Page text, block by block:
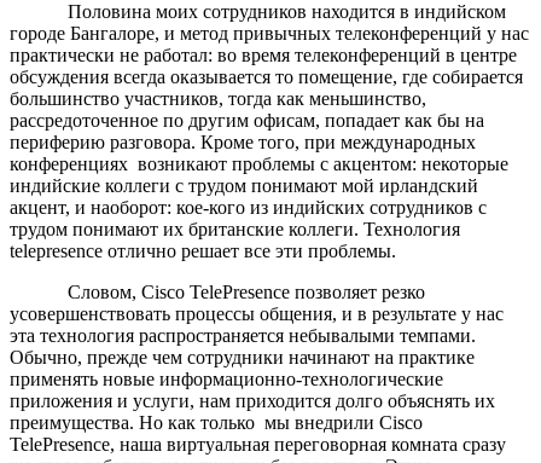
Половина моих сотрудников находится в индийском
городе Бангалоре, и метод привычных телеконференций у нас
практически не работал: во время телеконференций в центре
обсуждения всегда оказывается то помещение, где собирается
большинство участников, тогда как меньшинство,
рассредоточенное по другим офисам, попадает как бы на
периферию разговора. Кроме того, при международных
конференциях возникают проблемы с акцентом: некоторые
индийские коллеги с трудом понимают мой ирландский
акцент, и наоборот: кое-кого из индийских сотрудников с
трудом понимают их британские коллеги. Технология
telepresence отлично решает все эти проблемы.
Словом, Cisco TelePresence позволяет резко
усовершенствовать процессы общения, и в результате у нас
эта технология распространяется небывалыми темпами.
Обычно, прежде чем сотрудники начинают на практике
применять новые информационно-технологические
приложения и услуги, нам приходится долго объяснять их
преимущества. Но как только мы внедрили Cisco
TelePresence, наша виртуальная переговорная комната сразу